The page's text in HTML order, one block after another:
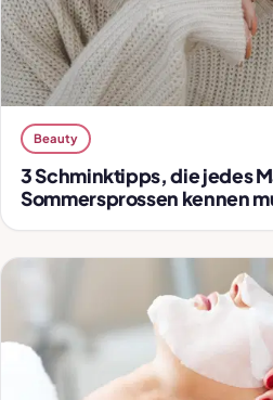
Beauty
3 Schminktipps, die jedes
Sommersprossen kennen